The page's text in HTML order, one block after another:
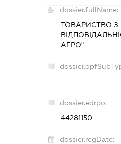
dossier.fullName:
ТОВАРИСТВО
АГРО"
-
dossier.edrpo:
44281150
dossier.regDate: